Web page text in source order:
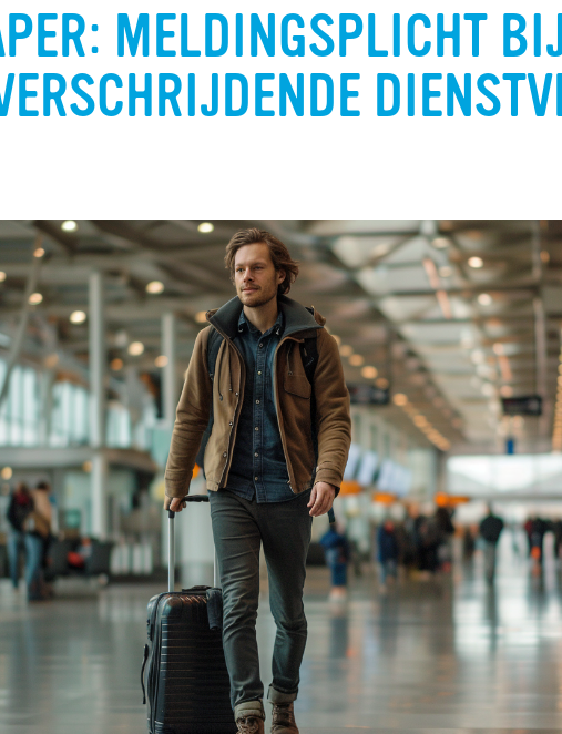
MELDINGSPLICHT